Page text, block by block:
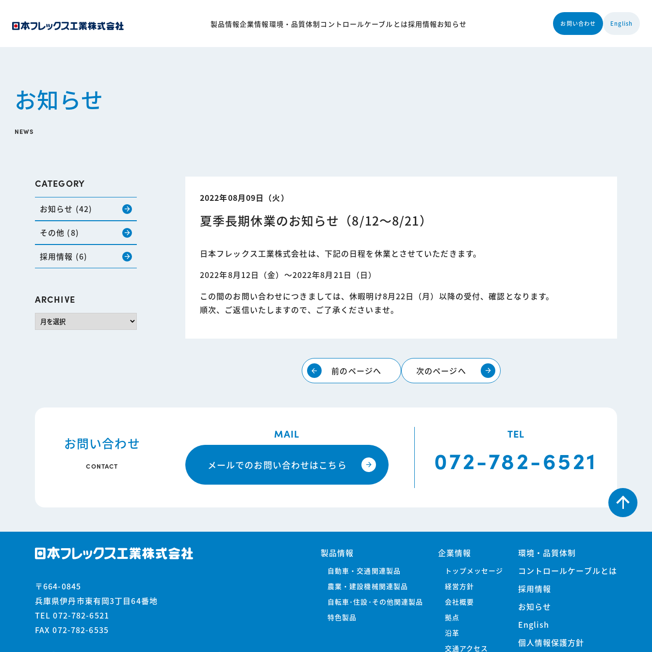
製品情報企業情報環境・品質体制 コントロールケーブルとは採用情報お知らせ お問い合わせ English
お知らせ
NEWS
CATEGORY
お知らせ (42) arrow_forward
その他 (8) arrow_forward
採用情報 (6) arrow_forward
ARCHIVE
2022年08月09日（火）
夏季長期休業のお知らせ（8/12～8/21）
日本フレックス工業株式会社は、下記の日程を休業とさせていただきます。
2022年8月12日（金）～2022年8月21日（日）
この間のお問い合わせにつきましては、休暇明け8月22日（月）以降の受付、確認となります。
順次、ご返信いたしますので、ご了承くださいませ。
arrow_forward 前のページへ 次のページへ arrow_forward
お問い合わせ
CONTACT
MAIL
メールでのお問い合わせはこちら arrow_forward
TEL
072-782-6521
〒664-0845
兵庫県伊丹市東有岡3丁目64番地
TEL 072-782-6521
FAX 072-782-6535
製品情報
自動車・交通関連製品
農業・建設機械関連製品
自転車･住設･その他関連製品
特色製品
企業情報
トップメッセージ
経営方針
会社概要
拠点
沿革
交通アクセス
環境・品質体制
コントロールケーブルとは
採用情報
お知らせ
English
個人情報保護方針